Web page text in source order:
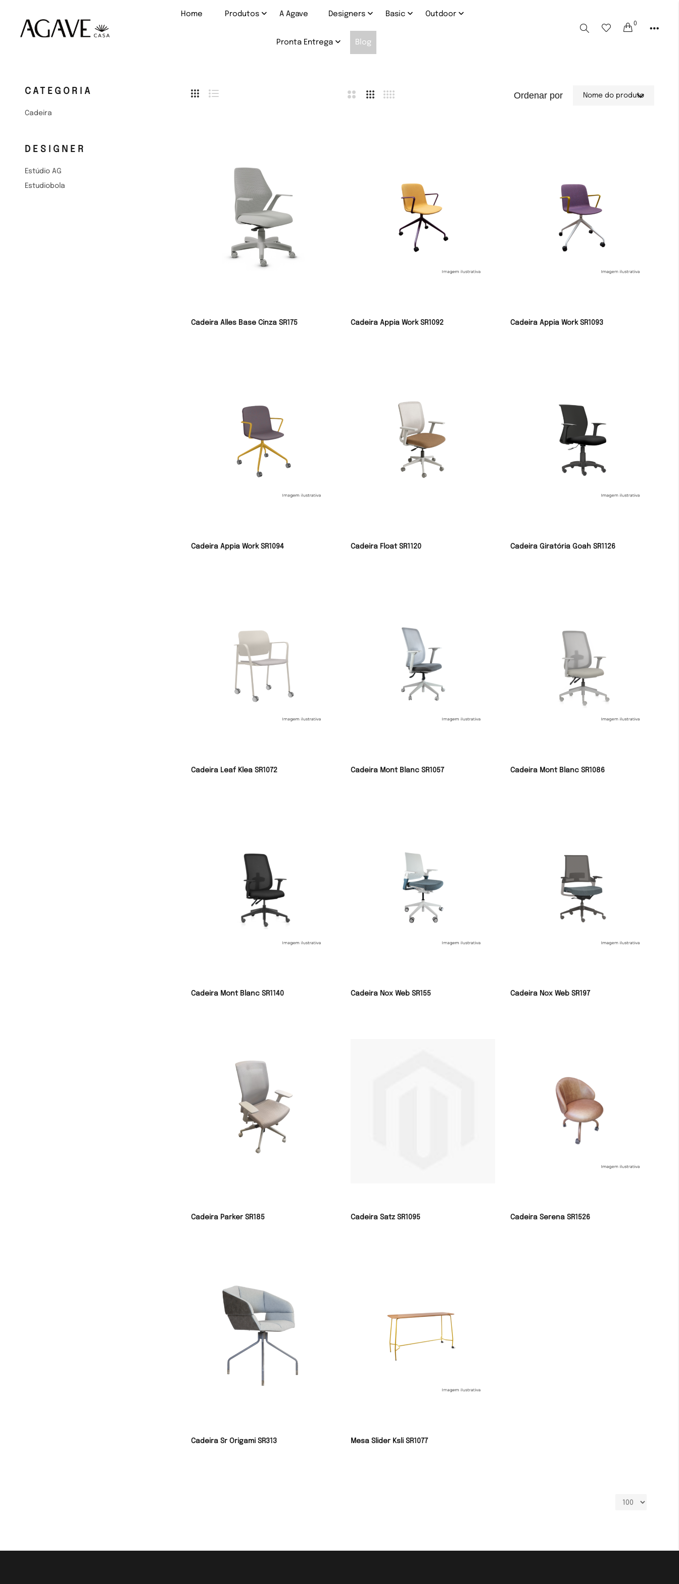
Home Produtos A Agave Designers Basic Outdoor
Pronta Entrega Blog
Cart
0
CATEGORIA
Cadeira
DESIGNER
Estúdio AG
Estudiobola
Sidebar
Ordenar por
Cadeira Alles Base Cinza SR175 Cadeira Appia Work SR1092 Cadeira Appia Work SR1093
Cadeira Appia Work SR1094 Cadeira Float SR1120 Cadeira Giratória Goah SR1126
Cadeira Leaf Klea SR1072 Cadeira Mont Blanc SR1057 Cadeira Mont Blanc SR1086
Cadeira Mont Blanc SR1140 Cadeira Nox Web SR155 Cadeira Nox Web SR197
Cadeira Parker SR185 Cadeira Satz SR1095 Cadeira Serena SR1526
Cadeira Sr Origami SR313 Mesa Slider Ksli SR1077